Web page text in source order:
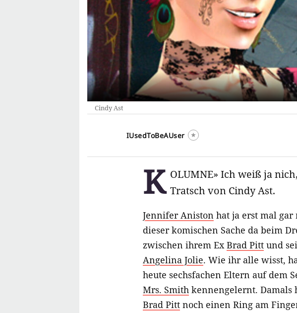
Cindy Ast
IUsedToBeAUser
K OLUMNE» Ich weiß ja
Tratsch von Cindy Ast.
Jennifer Aniston hat ja erst mal gar
dieser komischen Sache da beim
zwischen ihrem ExBrad Pitt und
Angelina Jolie. Wie ihr alle wisst,
heute sechsfachen Eltern auf dem
Mrs. Smith kennengelernt. Damals
Brad Pitt noch einen Ring am